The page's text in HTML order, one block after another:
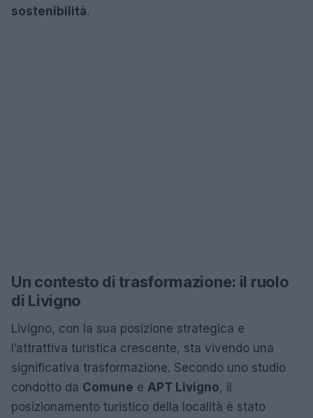
sostenibilità.
Un contesto di trasformazione: il ruolo
di Livigno
Livigno, con la sua posizione strategica e
l’attrattiva turistica crescente, sta vivendo una
significativa trasformazione. Secondo uno studio
condotto da Comune e APT Livigno, il
posizionamento turistico della località è stato